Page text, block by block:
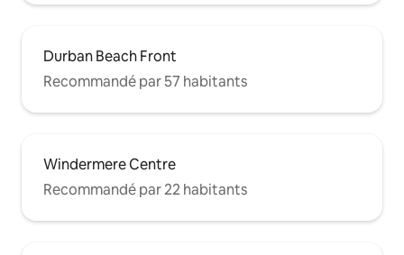
Durban Beach Front
Recommandé par 57 habitants
Windermere Centre
Recommandé par 22 habitants